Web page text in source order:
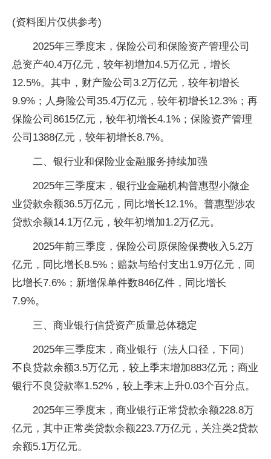
(资料图片仅供参考)
2025年三季度末，保险公司和保险资产管理公司
总资产40.4万亿元，较年初增加4.5万亿元，增长
12.5%。其中，财产险公司3.2万亿元，较年初增长
9.9%；人身险公司35.4万亿元，较年初增长12.3%；再
保险公司8615亿元，较年初增长4.1%；保险资产管理
公司1388亿元，较年初增长8.7%。
二、银行业和保险业金融服务持续加强
2025年三季度末，银行业金融机构普惠型小微企
业贷款余额36.5万亿元，同比增长12.1%。普惠型涉农
贷款余额14.1万亿元，较年初增加1.2万亿元。
2025年前三季度，保险公司原保险保费收入5.2万
亿元，同比增长8.5%；赔款与给付支出1.9万亿元，同
比增长7.6%；新增保单件数846亿件，同比增长
7.9%。
三、商业银行信贷资产质量总体稳定
2025年三季度末，商业银行（法人口径，下同）
不良贷款余额3.5万亿元，较上季末增加883亿元；商业
银行不良贷款率1.52%，较上季末上升0.03个百分点。
2025年三季度末，商业银行正常贷款余额228.8万
亿元，其中正常类贷款余额223.7万亿元，关注类2贷款
余额5.1万亿元。